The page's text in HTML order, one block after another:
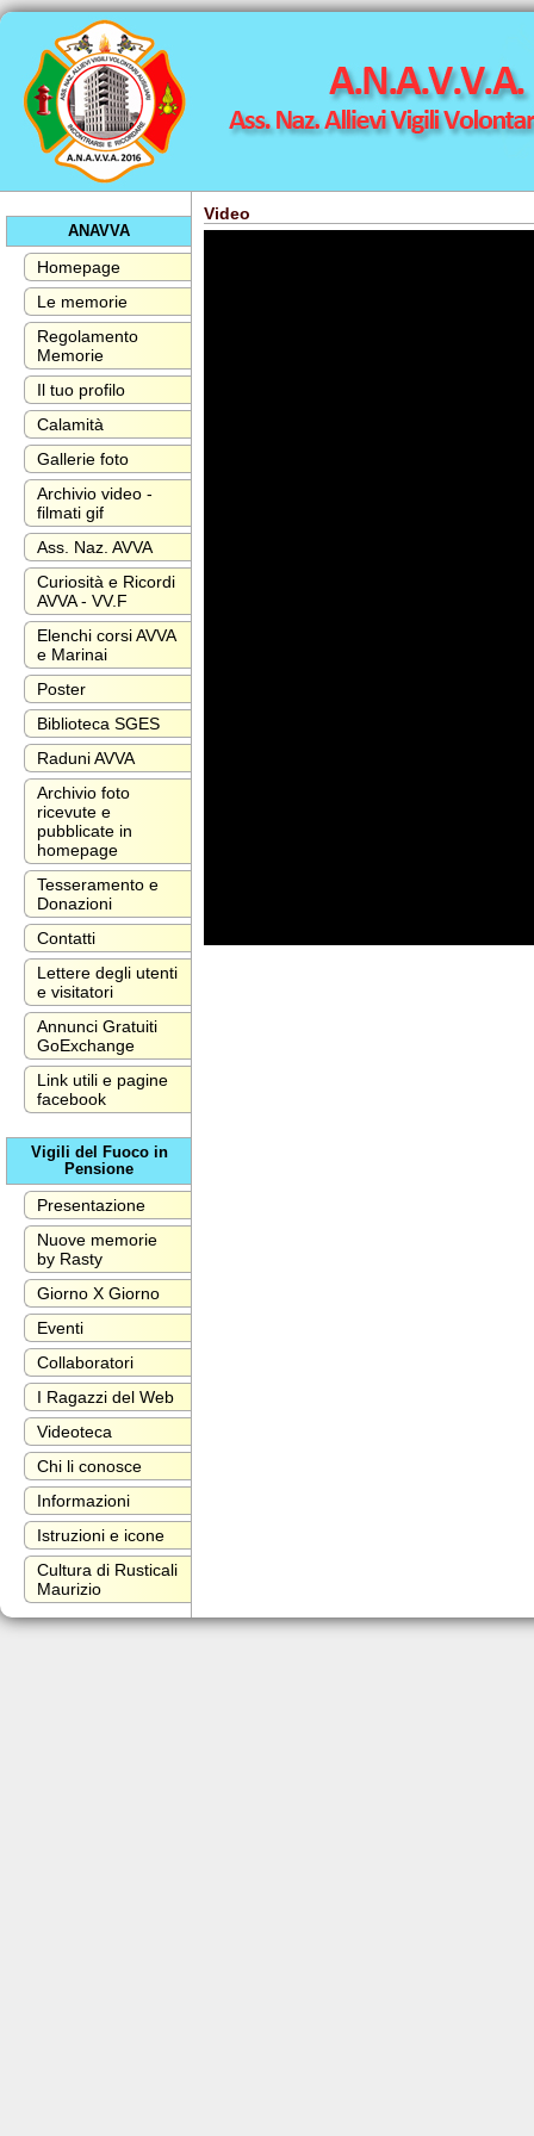
ANAVVA
Homepage
Le memorie
Regolamento
Memorie
Il tuo profilo
Calamità
Gallerie foto
Archivio video -
filmati gif
Ass. Naz. AVVA
Curiosità e Ricordi
AVVA - VV.F
Elenchi corsi AVVA
e Marinai
Poster
Biblioteca SGES
Raduni AVVA
Archivio foto
ricevute e
pubblicate in
homepage
Tesseramento e
Donazioni
Contatti
Lettere degli utenti
e visitatori
Annunci Gratuiti
GoExchange
Link utili e pagine
facebook
Vigili del Fuoco in
Pensione
Presentazione
Nuove memorie
by Rasty
Giorno X Giorno
Eventi
Collaboratori
I Ragazzi del Web
Videoteca
Chi li conosce
Informazioni
Istruzioni e icone
Cultura di Rusticali
Maurizio
Video